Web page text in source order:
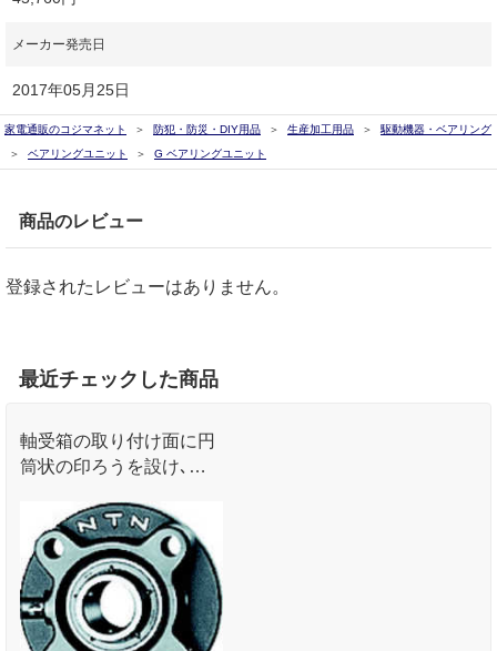
メーカー発売日
2017年05月25日
家電通販のコジマネット 防犯・防災・DIY用品 生産加工用品
駆動機器・ベアリング
ベアリングユニット
G ベアリングユニット
商品のレビュー
登録されたレビューはありません。
最近チェックした商品
軸受箱の取り付け面に円
筒状の印ろうを設け､フ
なっており､取り付けの
際に偏芯が少なく､位置
決めも正確です｡ 伝動装
置および一般機械など
に｡